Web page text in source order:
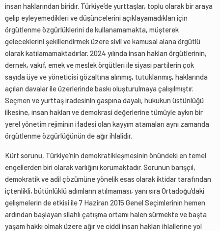
insan haklarından biridir. Türkiye’de yurttaşlar, toplu olarak bir araya
gelip eyleyemedikleri ve düşüncelerini açıklayamadıkları için
örgütlenme özgürlüklerini de kullanamamakta, müşterek
geleceklerini şekillendirmek üzere sivil ve kamusal alana örgütlü
olarak katılamamaktadırlar. 2024 yılında insan hakları örgütlerinin,
dernek, vakıf, emek ve meslek örgütleri ile siyasi partilerin çok
sayıda üye ve yöneticisi gözaltına alınmış, tutuklanmış, haklarında
açılan davalar ile üzerlerinde baskı oluşturulmaya çalışılmıştır.
Seçmen ve yurttaş iradesinin gaspına dayalı, hukukun üstünlüğü
ilkesine, insan hakları ve demokrasi değerlerine tümüyle aykırı bir
yerel yönetim rejiminin ifadesi olan kayyım atamaları aynı zamanda
örgütlenme özgürlüğünün de ağır ihlalidir.
Kürt sorunu, Türkiye’nin demokratikleşmesinin önündeki en temel
engellerden biri olarak varlığını korumaktadır. Sorunun barışçıl,
demokratik ve adil çözümüne yönelik esas olarak iktidar tarafından
içtenlikli, bütünlüklü adımların atılmaması, yanı sıra Ortadoğu’daki
gelişmelerin de etkisi ile 7 Haziran 2015 Genel Seçimlerinin hemen
ardından başlayan silahlı çatışma ortamı halen sürmekte ve başta
yaşam hakkı olmak üzere ağır ve ciddi insan hakları ihlallerine yol